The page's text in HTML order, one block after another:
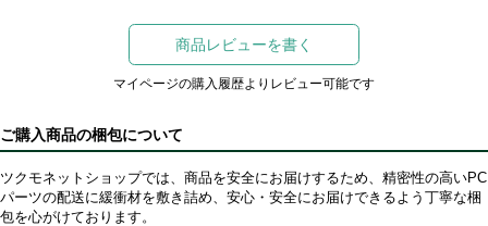
商品レビューを書く
マイページの購入履歴よりレビュー可能です
ご購入商品の梱包について
ツクモネットショップでは、商品を安全にお届けするため、精密性の高いPC
パーツの配送に緩衝材を敷き詰め、安心・安全にお届けできるよう丁寧な梱
包を心がけております。